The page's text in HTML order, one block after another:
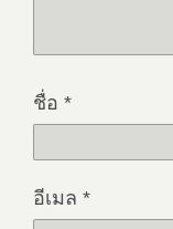
ชื่อ *
อีเมล *